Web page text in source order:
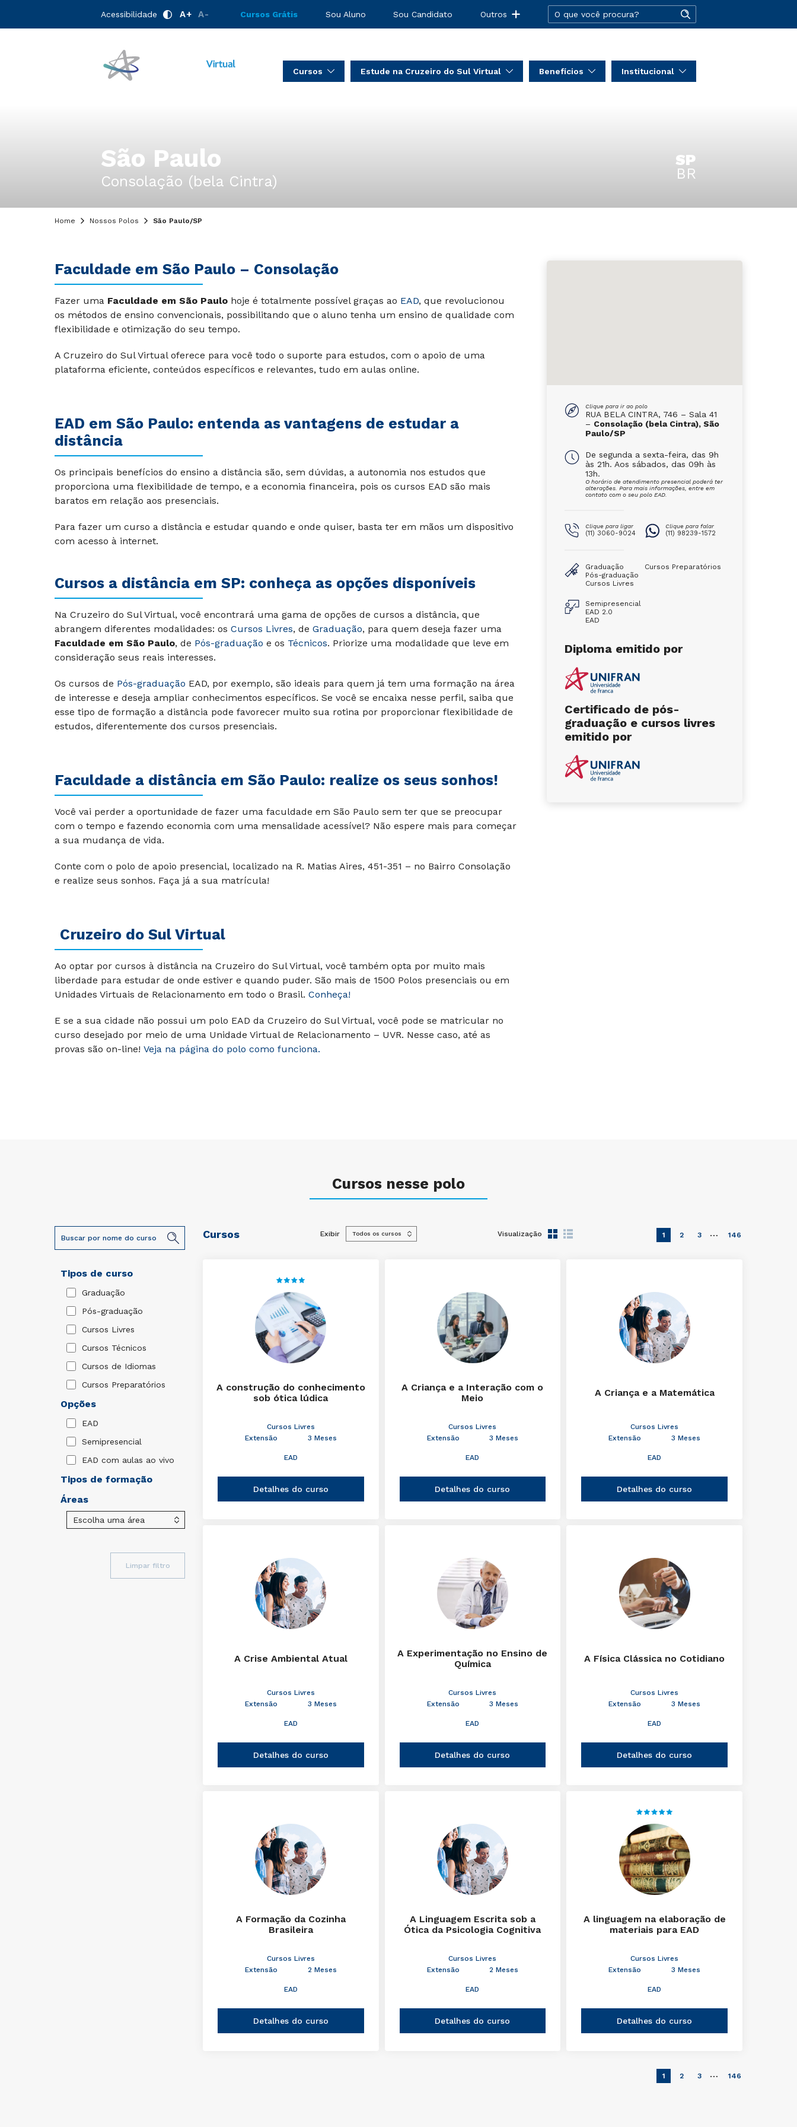
Acessibilidade A+ A- Cursos Grátis Sou Aluno Sou Candidato Outros
Cursos Estude na Cruzeiro do Sul Virtual Benefícios Institucional
São Paulo
Consolação (bela Cintra)
SP
BR
Home Nossos Polos São Paulo/SP
Faculdade em São Paulo – Consolação
Fazer uma Faculdade em São Paulo hoje é totalmente possível graças ao EAD, que revolucionou
os métodos de ensino convencionais, possibilitando que o aluno tenha um ensino de qualidade com
flexibilidade e otimização do seu tempo.
A Cruzeiro do Sul Virtual oferece para você todo o suporte para estudos, com o apoio de uma
plataforma eficiente, conteúdos específicos e relevantes, tudo em aulas online.
EAD em São Paulo: entenda as vantagens de estudar a
distância
Os principais benefícios do ensino a distância são, sem dúvidas, a autonomia nos estudos que
proporciona uma flexibilidade de tempo, e a economia financeira, pois os cursos EAD são mais
baratos em relação aos presenciais.
Para fazer um curso a distância e estudar quando e onde quiser, basta ter em mãos um dispositivo
com acesso à internet.
Cursos a distância em SP: conheça as opções disponíveis
Na Cruzeiro do Sul Virtual, você encontrará uma gama de opções de cursos a distância, que
abrangem diferentes modalidades: os Cursos Livres, de Graduação, para quem deseja fazer uma
Faculdade em São Paulo, de Pós-graduação e os Técnicos. Priorize uma modalidade que leve em
consideração seus reais interesses.
Os cursos de Pós-graduação EAD, por exemplo, são ideais para quem já tem uma formação na área
de interesse e deseja ampliar conhecimentos específicos. Se você se encaixa nesse perfil, saiba que
esse tipo de formação a distância pode favorecer muito sua rotina por proporcionar flexibilidade de
estudos, diferentemente dos cursos presenciais.
Faculdade a distância em São Paulo: realize os seus sonhos!
Você vai perder a oportunidade de fazer uma faculdade em São Paulo sem ter que se preocupar
com o tempo e fazendo economia com uma mensalidade acessível? Não espere mais para começar
a sua mudança de vida.
Conte com o polo de apoio presencial, localizado na R. Matias Aires, 451-351 – no Bairro Consolação
e realize seus sonhos. Faça já a sua matrícula!
Cruzeiro do Sul Virtual
Ao optar por cursos à distância na Cruzeiro do Sul Virtual, você também opta por muito mais
liberdade para estudar de onde estiver e quando puder. São mais de 1500 Polos presenciais ou em
Unidades Virtuais de Relacionamento em todo o Brasil. Conheça!
E se a sua cidade não possui um polo EAD da Cruzeiro do Sul Virtual, você pode se matricular no
curso desejado por meio de uma Unidade Virtual de Relacionamento – UVR. Nesse caso, até as
provas são on-line! Veja na página do polo como funciona.
Clique para ir ao polo
RUA BELA CINTRA, 746 – Sala 41
– Consolação (bela Cintra), São
Paulo/SP
De segunda a sexta-feira, das 9h
às 21h. Aos sábados, das 09h às
13h.
O horário de atendimento presencial poderá ter
alterações. Para mais informações, entre em
contato com o seu polo EAD.
Clique para ligar
(11) 3060-9024
Clique para falar
(11) 98239-1572
Graduação
Pós-graduação
Cursos Livres
Cursos Preparatórios
Semipresencial
EAD 2.0
EAD
Diploma emitido por
Certificado de pós-
graduação e cursos livres
emitido por
Cursos nesse polo
Tipos de curso
Graduação
Pós-graduação
Cursos Livres
Cursos Técnicos
Cursos de Idiomas
Cursos Preparatórios
Opções
EAD
Semipresencial
EAD com aulas ao vivo
Tipos de formação
Áreas
Limpar filtro
Cursos Exibir Visualização 1 2 3 … 146
A construção do conhecimento
sob ótica lúdica
Cursos Livres
Extensão
3 Meses
EAD
Detalhes do curso
A Criança e a Interação com o
Meio
Cursos Livres
Extensão
3 Meses
EAD
Detalhes do curso
A Criança e a Matemática
Cursos Livres
Extensão
3 Meses
EAD
Detalhes do curso
A Crise Ambiental Atual
Cursos Livres
Extensão
3 Meses
EAD
Detalhes do curso
A Experimentação no Ensino de
Química
Cursos Livres
Extensão
3 Meses
EAD
Detalhes do curso
A Física Clássica no Cotidiano
Cursos Livres
Extensão
3 Meses
EAD
Detalhes do curso
A Formação da Cozinha
Brasileira
Cursos Livres
Extensão
2 Meses
EAD
Detalhes do curso
A Linguagem Escrita sob a
Ótica da Psicologia Cognitiva
Cursos Livres
Extensão
2 Meses
EAD
Detalhes do curso
A linguagem na elaboração de
materiais para EAD
Cursos Livres
Extensão
3 Meses
EAD
Detalhes do curso
1 2 3 … 146